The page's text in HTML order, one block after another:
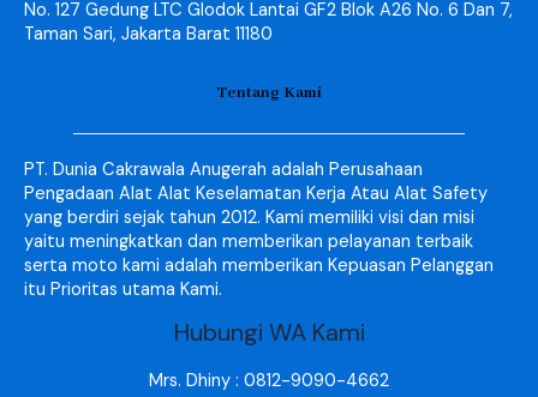
No. 127 Gedung LTC Glodok Lantai GF2 Blok A26 No. 6 Dan 7,
Taman Sari, Jakarta Barat 11180
Tentang Kami
PT. Dunia Cakrawala Anugerah adalah Perusahaan
Pengadaan Alat Alat Keselamatan Kerja Atau Alat Safety
yang berdiri sejak tahun 2012. Kami memiliki visi dan misi
yaitu meningkatkan dan memberikan pelayanan terbaik
serta moto kami adalah memberikan Kepuasan Pelanggan
itu Prioritas utama Kami.
Hubungi WA Kami
Mrs. Dhiny : 0812-9090-4662